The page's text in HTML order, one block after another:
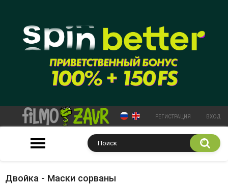
РЕГИСТРАЦИЯ ВХОД
Двойка - Маски сорваны